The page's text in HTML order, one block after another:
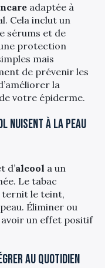
adaptée à
Cela inclut un
sérums et de
protection
mais
de prévenir les
la
votre épiderme.
nuisent à la peau
d’alcool a un
Le tabac
ternit le teint,
Éliminer ou
un effet positif
au quotidien